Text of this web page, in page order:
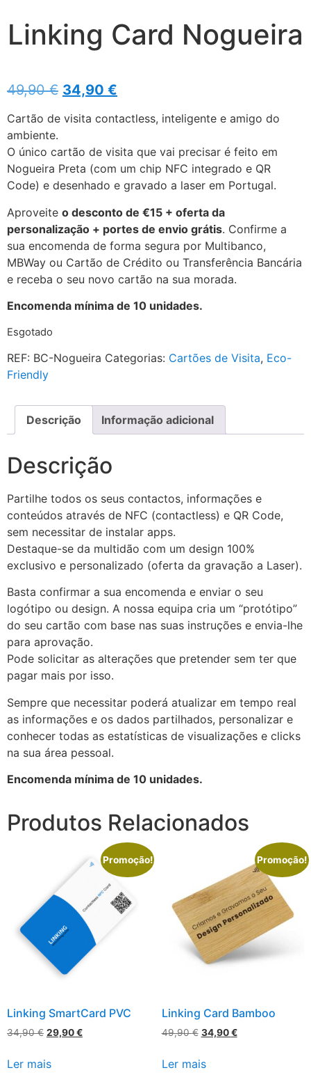
Linking Card Nogueira
49,90€ 34,90 €
Cartão de visita contactless, inteligente e amigo do
ambiente.
O único cartão de visita que vai precisar é feito em
Nogueira Preta (com um chip NFC integrado e QR
Code) e desenhado e gravado a laser em Portugal.
Aproveite o desconto de €15 + oferta da
personalização + portes de envio grátis. Confirme a
sua encomenda de forma segura por Multibanco,
MBWay ou Cartão de Crédito ou Transferência Bancária
e receba o seu novo cartão na sua morada.
Encomenda mínima de 10 unidades.
Esgotado
REF: BC-Nogueira Categorias: Cartões de Visita, Eco-
Friendly
Descrição Informação adicional
Descrição
Partilhe todos os seus contactos, informações e
conteúdos através de NFC (contactless) e QR Code,
sem necessitar de instalar apps.
Destaque-se da multidão com um design 100%
exclusivo e personalizado (oferta da gravação a Laser).
Basta confirmar a sua encomenda e enviar o seu
logótipo ou design. A nossa equipa cria um “protótipo”
do seu cartão com base nas suas instruções e envia-lhe
para aprovação.
Pode solicitar as alterações que pretender sem ter que
pagar mais por isso.
Sempre que necessitar poderá atualizar em tempo real
as informações e os dados partilhados, personalizar e
conhecer todas as estatísticas de visualizações e clicks
na sua área pessoal.
Encomenda mínima de 10 unidades.
Produtos Relacionados
Promoção!
Linking SmartCard PVC
34,90€ 29,90€
Ler mais
Promoção!
Linking Card Bamboo
49,90€ 34,90€
Ler mais